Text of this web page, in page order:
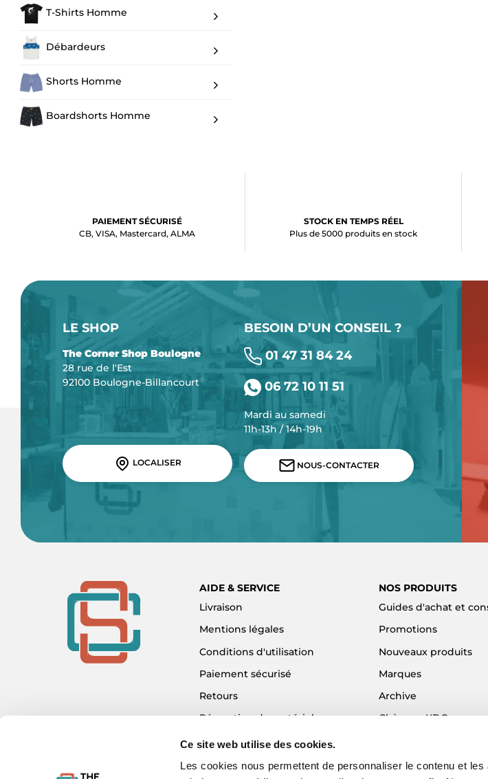
Ce site web utilise des cookies.
Les cookies nous permettent de personnaliser le contenu et
T-Shirts Homme
Débardeurs
Shorts Homme
Boardshorts Homme
PAIEMENT SÉCURISÉ
CB, VISA, Mastercard, ALMA
STOCK EN TEMPS RÉEL
Plus de 5000 produits en stock
LE SHOP
The Corner Shop Boulogne
28 rue de l'Est
92100 Boulogne-Billancourt
LOCALISER
BESOIN D’UN CONSEIL ?
01 47 31 84 24
06 72 10 11 51
Mardi au samedi
11h-13h / 14h-19h
NOUS-CONTACTER
AIDE & SERVICE
Livraison
Mentions légales
Conditions d'utilisation
Paiement sécurisé
Retours
Réparation de matériel
Détaxe - Tax Refund
Garantie & SAV
NOS PRODUITS
Guides d'achat et
Promotions
Nouveaux produits
Marques
Archive
Chèques KDO